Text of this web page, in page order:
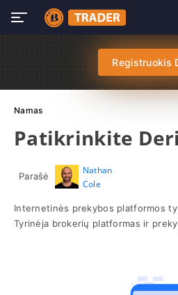
Registruokis
Namas
Patikrinkite
Parašė
Nathan
Cole
Internetinės prekybos platformos
Tyrinėja brokerių platformas ir